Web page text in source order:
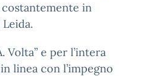
in
Volta” e per l’intera
linea con l’impegno